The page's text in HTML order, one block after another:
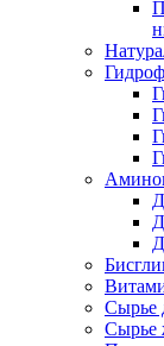
Сырье
Сырье